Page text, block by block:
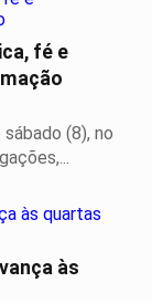
fé e
(8), no
às